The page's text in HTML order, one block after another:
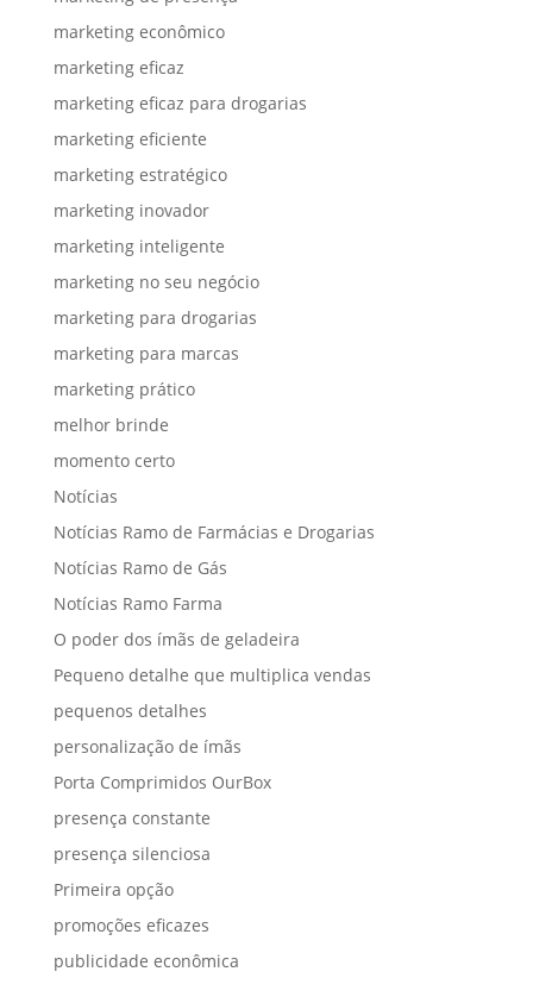
marketing econômico
marketing eficaz
marketing eficaz para drogarias
marketing eficiente
marketing estratégico
marketing inovador
marketing inteligente
marketing no seu negócio
marketing para drogarias
marketing para marcas
marketing prático
melhor brinde
momento certo
Notícias
Notícias Ramo de Farmácias e Drogarias
Notícias Ramo de Gás
Notícias Ramo Farma
O poder dos ímãs de geladeira
Pequeno detalhe que multiplica vendas
pequenos detalhes
personalização de ímãs
Porta Comprimidos OurBox
presença constante
presença silenciosa
Primeira opção
promoções eficazes
publicidade econômica